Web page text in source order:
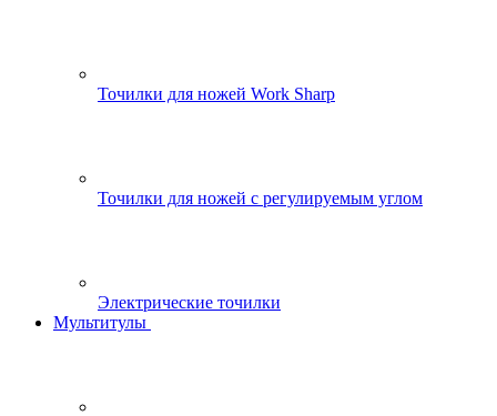
Точилки для ножей Work Sharp
Точилки для ножей с регулируемым углом
Электрические точилки
Мультитулы